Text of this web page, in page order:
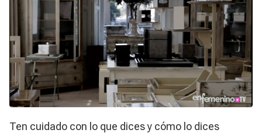
Ten cuidado con lo que dices y cómo lo dices